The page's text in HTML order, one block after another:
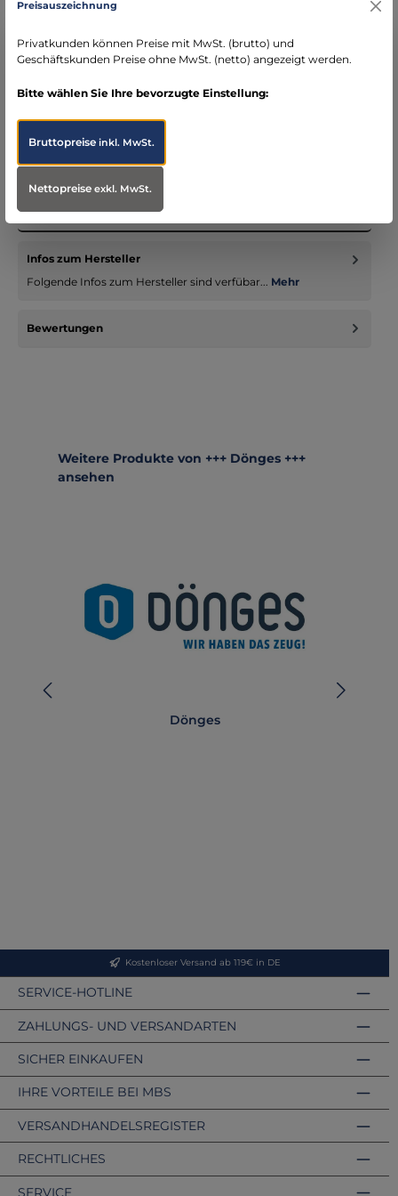
schneller Versand mit DHL
Bereich Notfallmedizin
Qualitativ hochwertige und preiswerte Halogen-
Einsatzscheinwerfer mit Modifikationen für den Feuerwehr-
und Rettungsbereich.…Mehr
Infos zum Hersteller
Folgende Infos zum Hersteller sind verfübar... Mehr
Bewertungen
Produktgalerie überspringen
Weitere Produkte von +++ Dönges +++
ansehen
Dönges
Kostenloser Versand ab 119€ in DE
SERVICE-HOTLINE
ZAHLUNGS- UND VERSANDARTEN
VERSANDHANDELSREGISTER
SICHER EINKAUFEN
IHRE VORTEILE BEI MBS
RECHTLICHES
SERVICE
Preisauszeichnung
Privatkunden können Preise mit MwSt. (brutto) und
Geschäftskunden Preise ohne MwSt. (netto) angezeigt werden.
Bitte wählen Sie Ihre bevorzugte Einstellung:
Bruttopreiseinkl. MwSt.
Nettopreiseexkl. MwSt.